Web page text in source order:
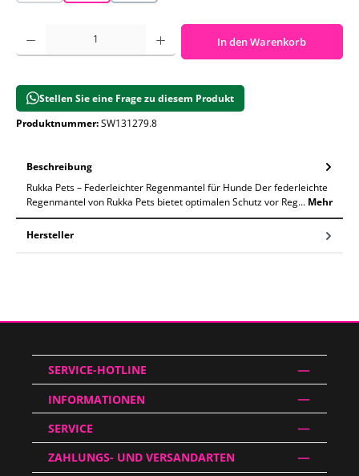
Produkt Anzahl: Gib den gewünschten Wert ein oder benutze die
In den Warenkorb
Stellen Sie eine Frage zu diesem Produkt
Produktnummer:SW131279.8
Beschreibung
Rukka Pets – Federleichter Regenmantel für Hunde Der federleichte
Regenmantel von Rukka Pets bietet optimalen Schutz vor Reg… Mehr
Hersteller
SERVICE-HOTLINE
INFORMATIONEN
SERVICE
ZAHLUNGS- UND VERSANDARTEN